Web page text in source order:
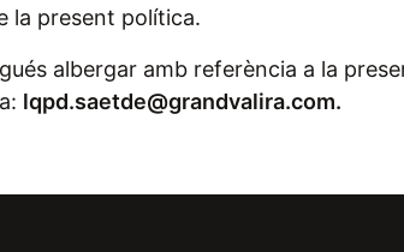
la present política.
albergar amb referència a la
lqpd.saetde@grandvalira.com.